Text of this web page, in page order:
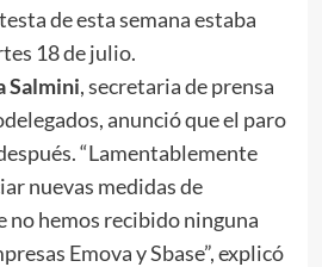
de esta semana estaba
18 de julio.
Salmini, secretaria de prensa
anunció que el paro
“Lamentablemente
nuevas medidas de
no hemos recibido ninguna
Emova y Sbase”, explicó